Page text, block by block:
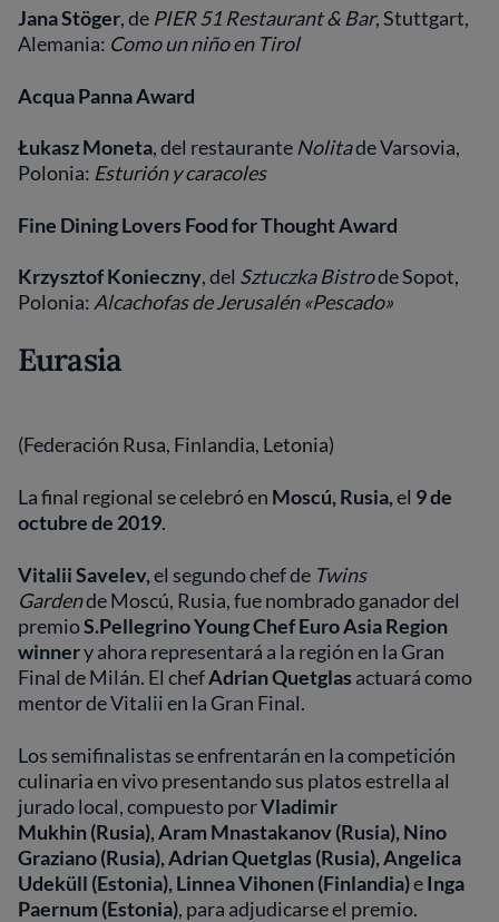
Jana Stöger, de PIER 51 Restaurant & Bar, Stuttgart,
Alemania: Como un niño en Tirol
Acqua Panna Award
Łukasz Moneta, del restaurante Nolitade Varsovia,
Polonia: Esturión y caracoles
Fine Dining Lovers Food for Thought Award
Krzysztof Konieczny, del Sztuczka Bistrode Sopot,
Polonia: Alcachofas de Jerusalén «Pescado»
Eurasia
(Federación Rusa, Finlandia, Letonia)
La final regional se celebró en Moscú, Rusia,el 9 de
octubre de 2019.
Vitalii Savelev,el segundo chef de Twins
Gardende Moscú, Rusia,fue nombrado ganador del
premioS.Pellegrino Young Chef Euro Asia Region
winnery ahora representará a la región en la Gran
Final de Milán. El chefAdrian Quetglas​​​ actuará como
mentor de Vitalii en la Gran Final.
Los semifinalistas se enfrentarán en la competición
culinaria en vivo presentando sus platos estrella al
jurado local, compuesto porVladimir
Mukhin(Rusia), Aram Mnastakanov (Rusia), Nino
Graziano (Rusia), Adrian Quetglas (Rusia), Angelica
Udeküll (Estonia), Linnea Vihonen (Finlandia)eInga
Paernum (Estonia), para adjudicarse el premio.